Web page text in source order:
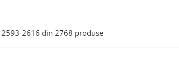
2593-2616 din 2768 produse